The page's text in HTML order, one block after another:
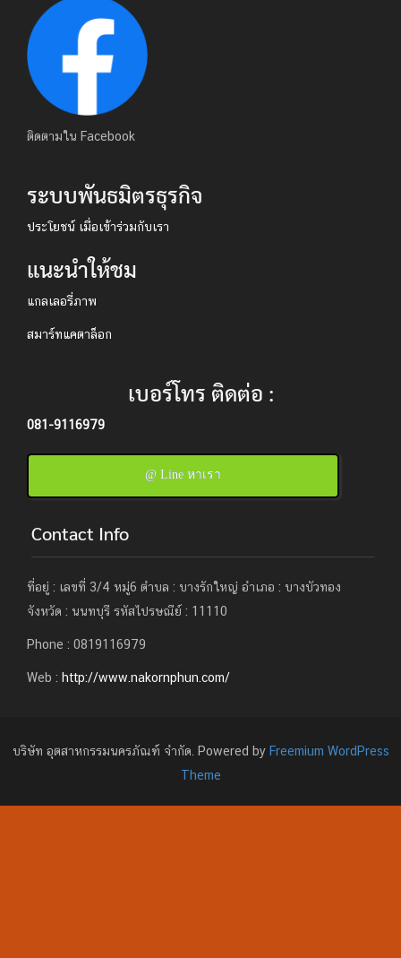
ติดตามใน Facebook
ระบบพันธมิตรธุรกิจ
ประโยชน์ เมื่อเข้าร่วมกับเรา
แนะนำให้ชม
แกลเลอรี่ภาพ
สมาร์ทแคตาล็อก
เบอร์โทร ติดต่อ :
081-9116979
@ Line หาเรา
Contact Info
ที่อยู่ : เลขที่ 3/4 หมู่6 ตำบล : บางรักใหญ่ อำเภอ : บางบัวทอง
จังหวัด : นนทบุรี รหัสไปรษณีย์ : 11110
Phone : 0819116979
Web : http://www.nakornphun.com/
บริษัท อุตสาหกรรมนครภัณฑ์ จำกัด. Powered by Freemium WordPress
Theme